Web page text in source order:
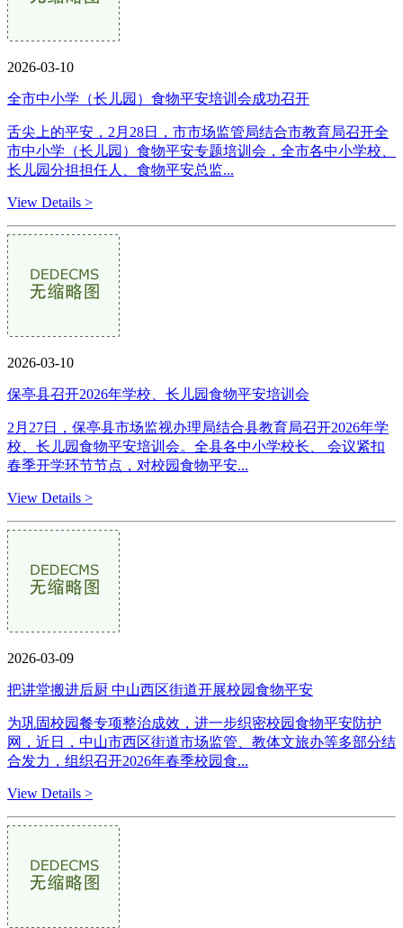
2026-03-10
全市中小学（长儿园）食物平安培训会成功召开
舌尖上的平安，2月28日，市市场监管局结合市教育局召开全
市中小学（长儿园）食物平安专题培训会，全市各中小学校、
长儿园分担担任人、食物平安总监...
View Details >
2026-03-10
保亭县召开2026年学校、长儿园食物平安培训会
2月27日，保亭县市场监视办理局结合县教育局召开2026年学
校、长儿园食物平安培训会。全县各中小学校长、 会议紧扣
春季开学环节节点，对校园食物平安...
View Details >
2026-03-09
把讲堂搬进后厨 中山西区街道开展校园食物平安
为巩固校园餐专项整治成效，进一步织密校园食物平安防护
网，近日，中山市西区街道市场监管、教体文旅办等多部分结
合发力，组织召开2026年春季校园食...
View Details >